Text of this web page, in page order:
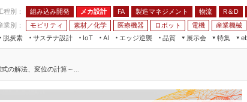
程別： 組み込み開発 メカ設計 FA 製造マネジメント 物流 R＆D
業別：
モビリティ 素材／化学 医療機器 ロボット 電機 産業機械
脱炭素
サステナ設計
IoT
ビス
AI
保全
AI
エッジ逆襲 品質
展示会
JIMTOF
組込み/エッジ コンピューティング
特集
5G 製造マネジメント
の解法、変位の計算～...